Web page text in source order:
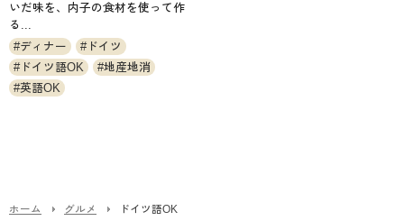
いだ味を、内子の食材を使って作
る...
ディナー
ドイツ
ドイツ語OK
地産地消
英語OK
ホーム グルメ ドイツ語OK